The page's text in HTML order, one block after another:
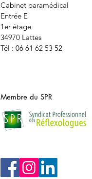
Cabinet paramédical
Entrée E
1er étage
34970 Lattes
Tél : 06 61 62 53 52
Membre du SPR